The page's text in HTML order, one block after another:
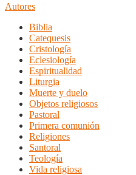
Autores
Biblia
Catequesis
Cristología
Eclesiología
Espiritualidad
Liturgia
Muerte y duelo
Objetos religiosos
Pastoral
Primera comunión
Religiones
Santoral
Teología
Vida religiosa